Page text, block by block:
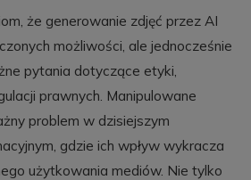
że generowanie zdjęć przez AI
możliwości, ale jednocześnie
pytania dotyczące etyki,
prawnych. Manipulowane
problem w dzisiejszym
gdzie ich wpływ wykracza
użytkowania mediów. Nie tylko